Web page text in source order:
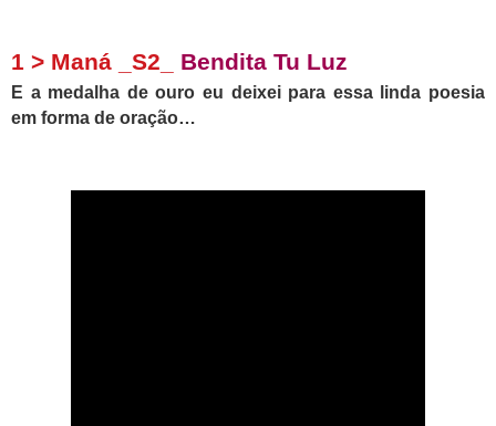
1 > Maná _S2_ Bendita Tu Luz
E a medalha de ouro eu deixei para essa linda poesia
em forma de oração…